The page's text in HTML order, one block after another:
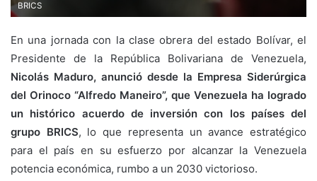
BRICS
En una jornada con la clase obrera del estado Bolívar, el
Presidente de la República Bolivariana de Venezuela,
Nicolás Maduro, anunció desde la Empresa Siderúrgica
del Orinoco “Alfredo Maneiro”, que Venezuela ha logrado
un histórico acuerdo de inversión con los países del
grupo BRICS, lo que representa un avance estratégico
para el país en su esfuerzo por alcanzar la Venezuela
potencia económica, rumbo a un 2030 victorioso.